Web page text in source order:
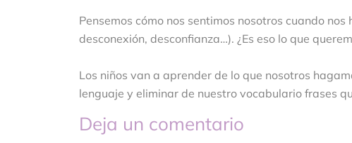
Pensemos cómo nos sentimos nosotros cuando
desconexión, desconfianza…). ¿Es eso lo que
Los niños van a aprender de lo que nosotros
lenguaje y eliminar de nuestro vocabulario frases
Deja un comentario